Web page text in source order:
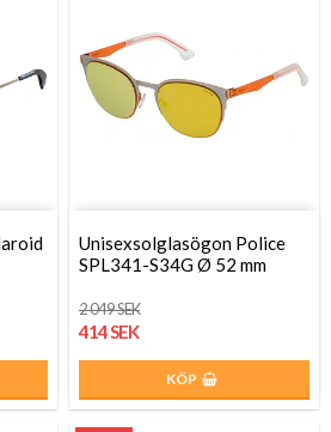
Unisexsolglasögon Police
SPL341-S34G Ø 52 mm
2 049 SEK
414 SEK
KÖP